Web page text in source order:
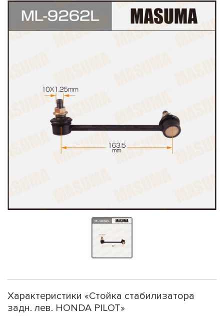
Характеристики «Стойка стабилизатора
задн. лев. HONDA PILOT»